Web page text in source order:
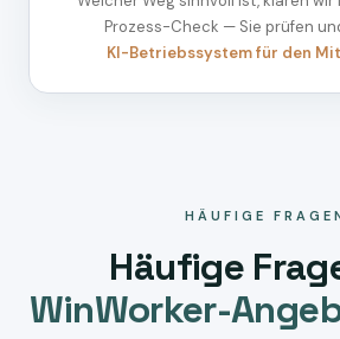
Prozess-Check — Sie prüfen
KI-Betriebssystem für den
HÄUFIGE
Häufige
WinWorker-